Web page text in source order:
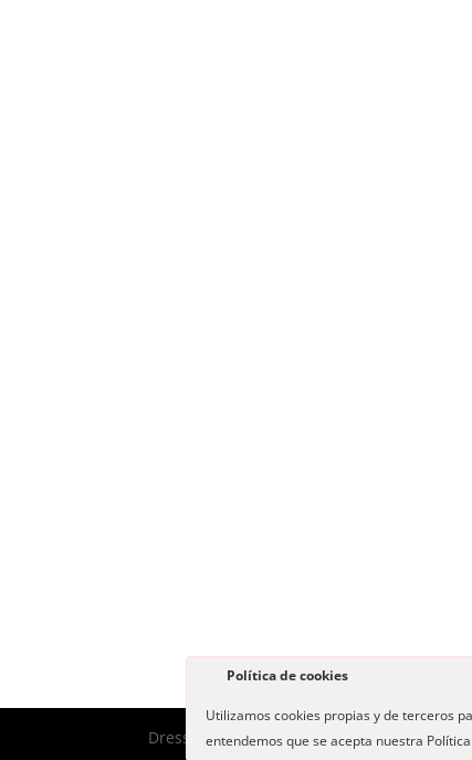
Dress Bori -Politica de Privacidad-Aviso
Política de cookies
Utilizamos cookies propias y de terceros
entendemos que se acepta nuestra